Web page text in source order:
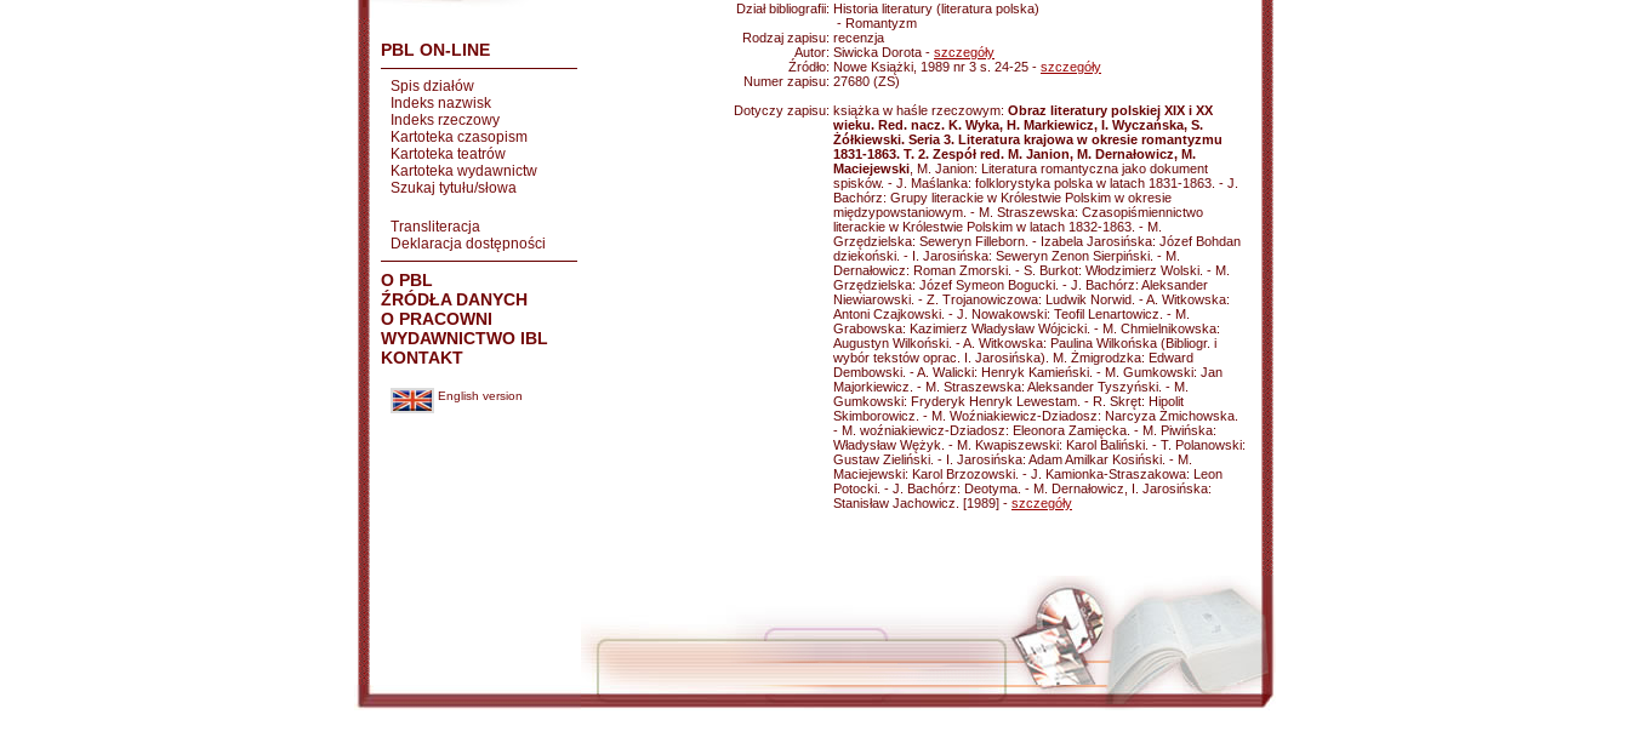
PBL ON-LINE
Spis działów
Indeks nazwisk
Indeks rzeczowy
Kartoteka czasopism
Kartoteka teatrów
Kartoteka wydawnictw
Szukaj tytułu/słowa
Transliteracja
Deklaracja dostępności
O PBL
ŹRÓDŁA DANYCH
O PRACOWNI
WYDAWNICTWO IBL
KONTAKT
English version
Dział bibliografii: Historia literatury (literatura polska)
- Romantyzm
Rodzaj zapisu: recenzja
Autor: Siwicka Dorota - szczegóły
Źródło: Nowe Książki, 1989 nr 3 s. 24-25 - szczegóły
Numer zapisu: 27680 (ZS)
Dotyczy zapisu: książka w haśle rzeczowym: Obraz literatury polskiej XIX i XX
wieku. Red. nacz. K. Wyka, H. Markiewicz, I. Wyczańska, S.
Żółkiewski. Seria 3. Literatura krajowa w okresie romantyzmu
1831-1863. T. 2. Zespół red. M. Janion, M. Dernałowicz, M.
Maciejewski , M. Janion: Literatura romantyczna jako dokument
spisków. - J. Maślanka: folklorystyka polska w latach 1831-1863. - J.
Bachórz: Grupy literackie w Królestwie Polskim w okresie
międzypowstaniowym. - M. Straszewska: Czasopiśmiennictwo
literackie w Królestwie Polskim w latach 1832-1863. - M.
Grzędzielska: Seweryn Filleborn. - Izabela Jarosińska: Józef Bohdan
dziekoński. - I. Jarosińska: Seweryn Zenon Sierpiński. - M.
Dernałowicz: Roman Zmorski. - S. Burkot: Włodzimierz Wolski. - M.
Grzędzielska: Józef Symeon Bogucki. - J. Bachórz: Aleksander
Niewiarowski. - Z. Trojanowiczowa: Ludwik Norwid. - A. Witkowska:
Antoni Czajkowski. - J. Nowakowski: Teofil Lenartowicz. - M.
Grabowska: Kazimierz Władysław Wójcicki. - M. Chmielnikowska:
Augustyn Wilkoński. - A. Witkowska: Paulina Wilkońska (Bibliogr. i
wybór tekstów oprac. I. Jarosińska). M. Żmigrodzka: Edward
Dembowski. - A. Walicki: Henryk Kamieński. - M. Gumkowski: Jan
Majorkiewicz. - M. Straszewska: Aleksander Tyszyński. - M.
Gumkowski: Fryderyk Henryk Lewestam. - R. Skręt: Hipolit
Skimborowicz. - M. Woźniakiewicz-Dziadosz: Narcyza Żmichowska.
- M. woźniakiewicz-Dziadosz: Eleonora Zamięcka. - M. Piwińska:
Władysław Wężyk. - M. Kwapiszewski: Karol Baliński. - T. Polanowski:
Gustaw Zieliński. - I. Jarosińska: Adam Amilkar Kosiński. - M.
Maciejewski: Karol Brzozowski. - J. Kamionka-Straszakowa: Leon
Potocki. - J. Bachórz: Deotyma. - M. Dernałowicz, I. Jarosińska:
Stanisław Jachowicz. [1989] - szczegóły